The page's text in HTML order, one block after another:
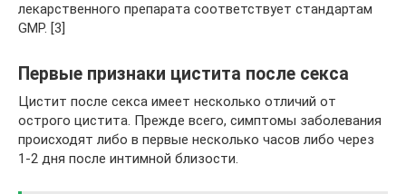
лекарственного препарата соответствует стандартам
GMP. [3]
Первые признаки цистита после секса
Цистит после секса имеет несколько отличий от
острого цистита. Прежде всего, симптомы заболевания
происходят либо в первые несколько часов либо через
1-2 дня после интимной близости.